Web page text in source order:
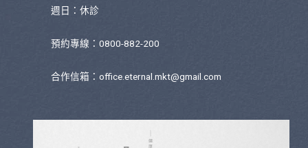
週日：休診
預約專線：0800-882-200
合作信箱： office.eternal.mkt@gmail.com